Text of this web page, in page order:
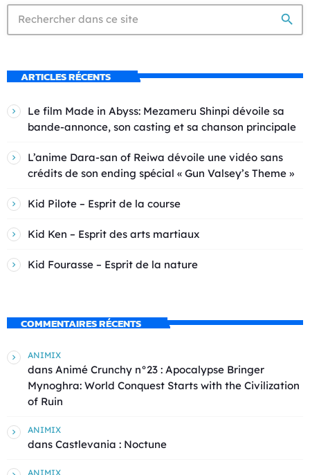
search
ARTICLES RÉCENTS
Le film Made in Abyss: Mezameru Shinpi dévoile sa
bande-annonce, son casting et sa chanson principale
L’anime Dara-san of Reiwa dévoile une vidéo sans
crédits de son ending spécial « Gun Valsey’s Theme »
Kid Pilote – Esprit de la course
Kid Ken – Esprit des arts martiaux
Kid Fourasse – Esprit de la nature
COMMENTAIRES RÉCENTS
ANIMIX
dans Animé Crunchy n°23 : Apocalypse Bringer
Mynoghra: World Conquest Starts with the Civilization
of Ruin
ANIMIX
dans Castlevania : Noctune
ANIMIX